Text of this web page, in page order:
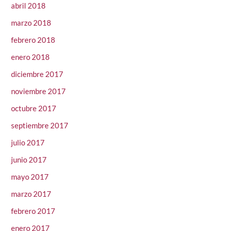
abril 2018
marzo 2018
febrero 2018
enero 2018
diciembre 2017
noviembre 2017
octubre 2017
septiembre 2017
julio 2017
junio 2017
mayo 2017
marzo 2017
febrero 2017
enero 2017